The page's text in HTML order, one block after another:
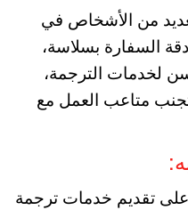
من الأشخاص في
السفارة بسلاسة،
لخدمات الترجمة،
متاعب العمل مع
على تقديم خدمات ترجمة